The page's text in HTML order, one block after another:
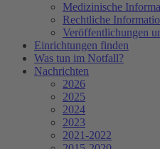
Medizinische
Rechtliche
Veröffentlichungen
Einrichtungen finden
Was tun im Notfall?
Nachrichten
2026
2025
2024
2023
2021-2022